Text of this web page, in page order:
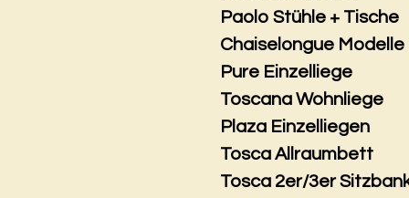
Paolo Stühle + Tische
Chaiselongue Modelle
Pure Einzelliege
Toscana Wohnliege
Plaza Einzelliegen
Tosca Allraumbett
Tosca 2er/3er